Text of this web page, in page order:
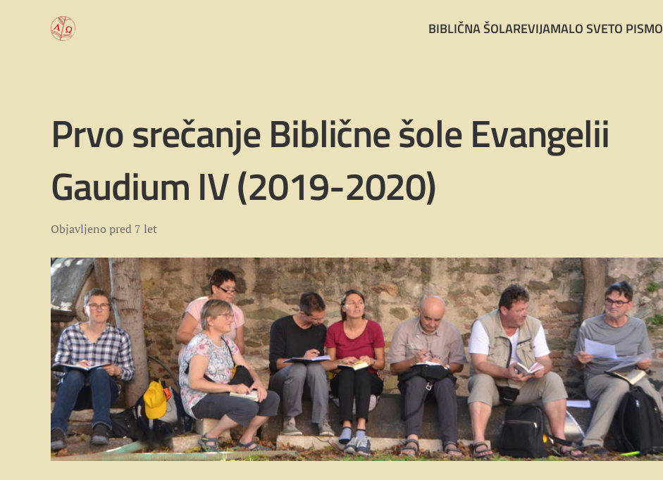
BIBLIČNA ŠOLAREVIJAMALO SVETO PISMO
Prvo srečanje Biblične šole Evangelii
Gaudium IV (2019-2020)
Objavljeno pred 7 let